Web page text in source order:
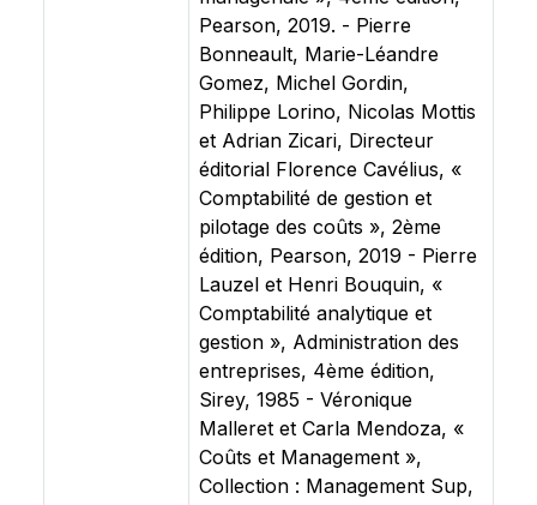
Pearson, 2019. - Pierre
Bonneault, Marie-Léandre
Gomez, Michel Gordin,
Philippe Lorino, Nicolas Mottis
et Adrian Zicari, Directeur
éditorial Florence Cavélius, «
Comptabilité de gestion et
pilotage des coûts », 2ème
édition, Pearson, 2019 - Pierre
Lauzel et Henri Bouquin, «
Comptabilité analytique et
gestion », Administration des
entreprises, 4ème édition,
Sirey, 1985 - Véronique
Malleret et Carla Mendoza, «
Coûts et Management »,
Collection : Management Sup,